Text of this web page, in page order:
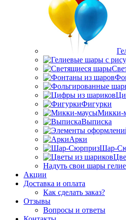
Фигурки
Микки-
Выписка
Арки
Шар-
Надуть свои шары
Акции
Доставка и оплата
Как сделать заказ?
Отзывы
Вопросы и ответы